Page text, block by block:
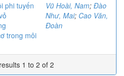
phi tuyến
trong môi
Vũ Hoài, Nam; Đào
Như, Mai; Cao Văn,
Đoàn
1 to 2 of 2